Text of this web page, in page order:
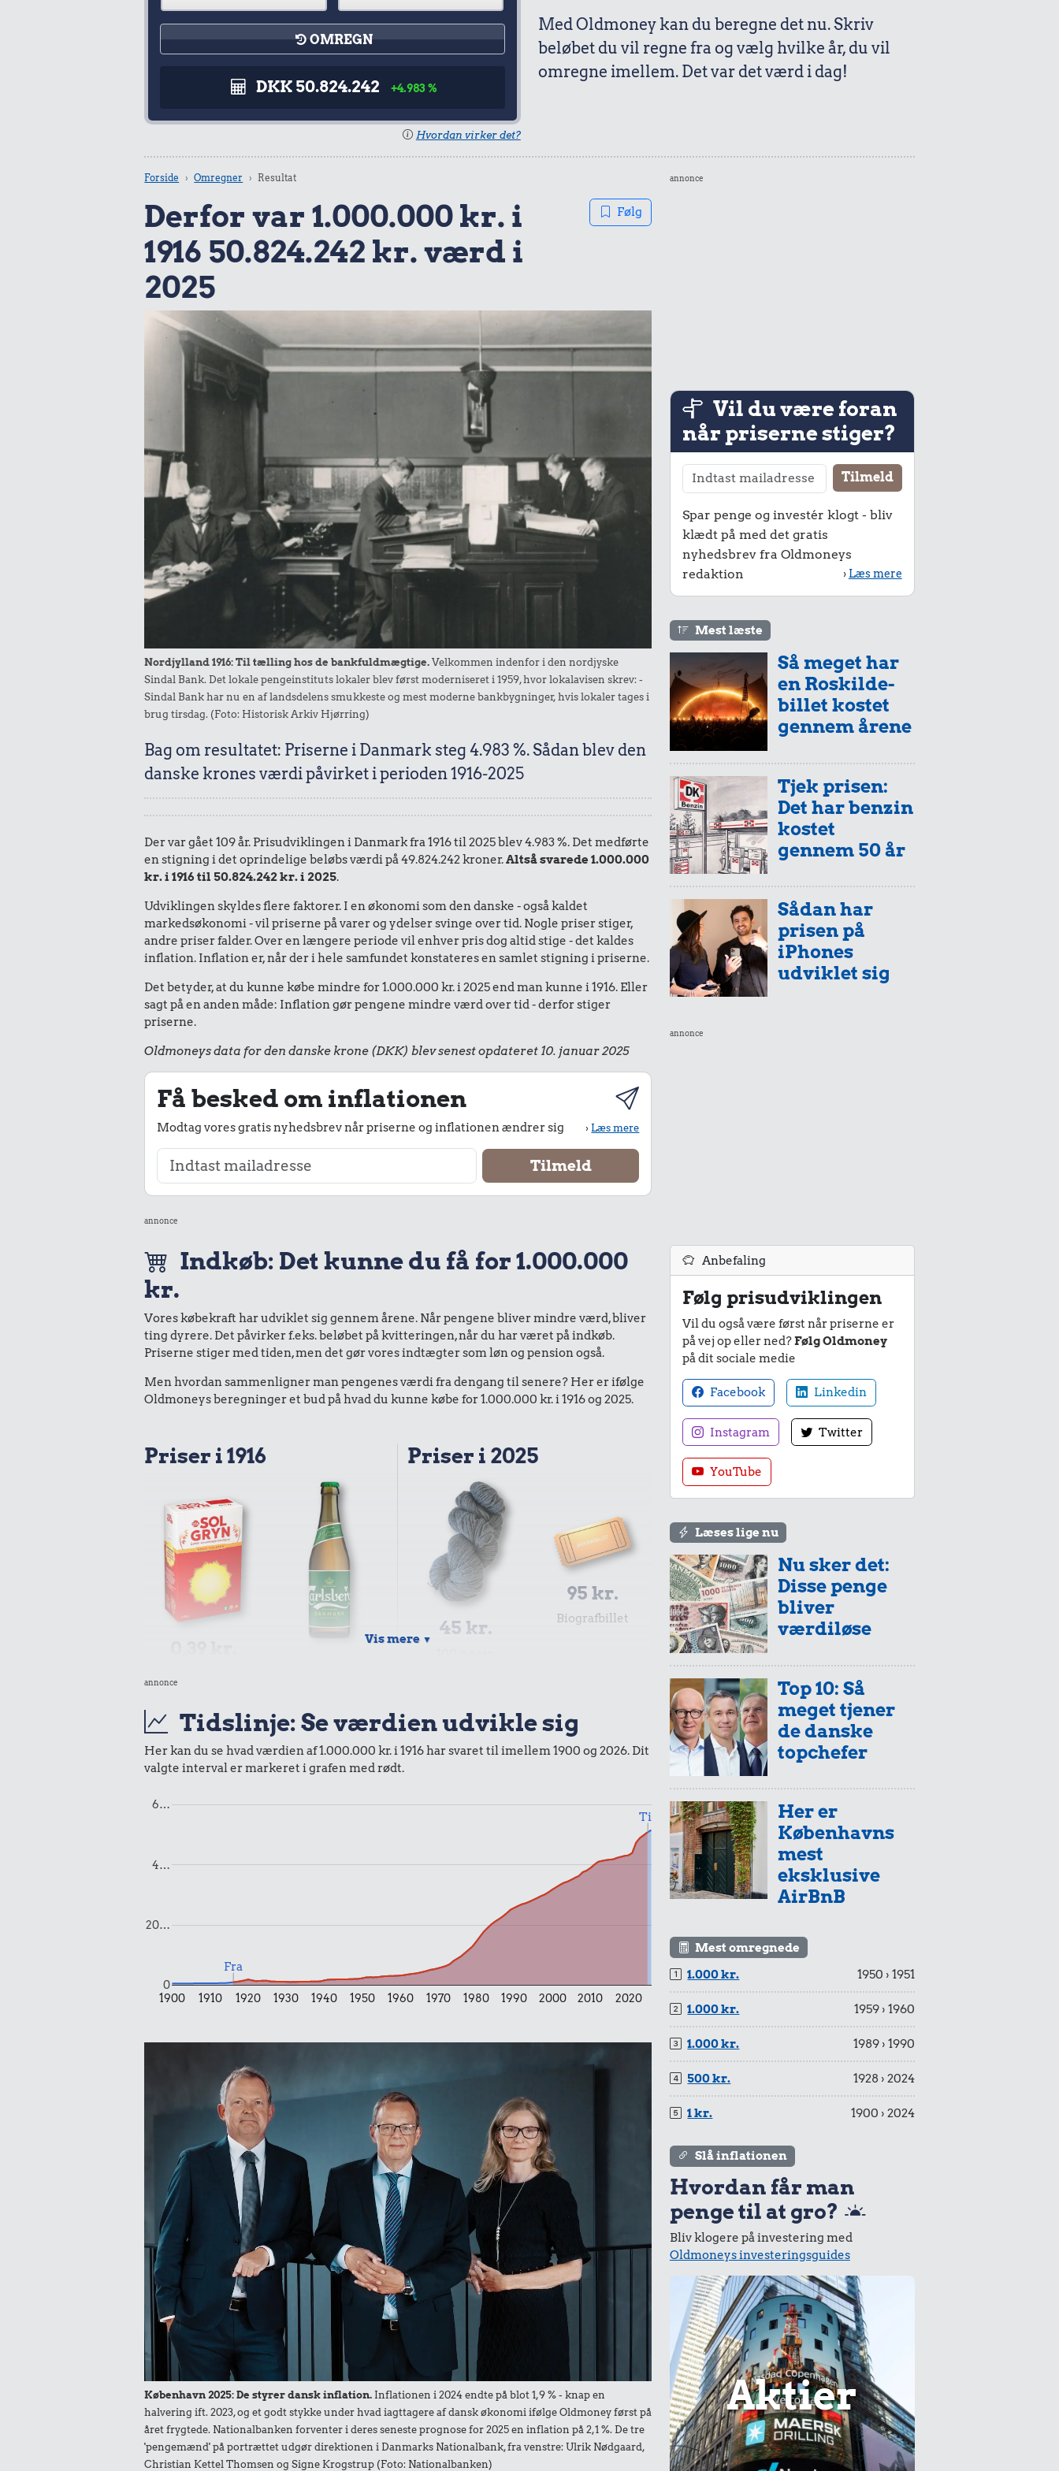
OMREGN
DKK 50.824.242 +4.983 %
Hvordan virker det?
Med Oldmoney kan du beregne det nu. Skriv
beløbet du vil regne fra og vælg hvilke år, du vil
omregne imellem. Det var det værd i dag!
Forside Omregner Resultat
Derfor var 1.000.000 kr. i
1916 50.824.242 kr. værd i
2025
Følg
Nordjylland 1916: Til tælling hos de bankfuldmægtige.Velkommen indenfor i den nordjyske
Sindal Bank. Det lokale pengeinstituts lokaler blev først moderniseret i 1959, hvor lokalavisen skrev: -
Sindal Bank har nu en af landsdelens smukkeste og mest moderne bankbygninger, hvis lokaler tages i
brug tirsdag. (Foto: Historisk Arkiv Hjørring)
Bag om resultatet: Priserne i Danmark steg 4.983 %. Sådan blev den
danske krones værdi påvirket i perioden 1916-2025
Der var gået 109 år. Prisudviklingen i Danmark fra 1916 til 2025 blev 4.983 %. Det medførte
en stigning i det oprindelige beløbs værdi på 49.824.242 kroner.Altså svarede 1.000.000
kr. i 1916 til 50.824.242 kr. i 2025.
Udviklingen skyldes flere faktorer. I en økonomi som den danske - også kaldet
markedsøkonomi - vil priserne på varer og ydelser svinge over tid. Nogle priser stiger,
andre priser falder. Over en længere periode vil enhver pris dog altid stige - det kaldes
inflation. Inflation er, når der i hele samfundet konstateres en samlet stigning i priserne.
Det betyder, at du kunne købe mindre for 1.000.000 kr. i 2025 end man kunne i 1916. Eller
sagt på en anden måde: Inflation gør pengene mindre værd over tid - derfor stiger
priserne.
Oldmoneys data for den danske krone (DKK) blev senest opdateret 10. januar 2025
Få besked om inflationen
Modtag vores gratis nyhedsbrev når priserne og inflationen ændrer sig ›Læs mere
annonce
Indkøb: Det kunne du få for 1.000.000
kr.
Vores købekraft har udviklet sig gennem årene. Når pengene bliver mindre værd, bliver
ting dyrere. Det påvirker f.eks. beløbet på kvitteringen, når du har været på indkøb.
Priserne stiger med tiden, men det gør vores indtægter som løn og pension også.
Men hvordan sammenligner man pengenes værdi fra dengang til senere? Her er ifølge
Oldmoneys beregninger et bud på hvad du kunne købe for 1.000.000 kr. i 1916 og 2025.
Priser i 1916
0,69 kr.
1,08 kr.
1/3 kg marcipan
2 kg mel
0,55 kr.
Hotdog
0,37 kr.
1 kg kartofler
Priser i 2025
45 kr.
95 kr.
Biografbillet
Husholdningssprit
6.000 kr.
Cykel
320 kr.
Bukser
17.500 kr.
Hund
35 kr.
55 kr.
1/3 kg marcipan
320 kr.
Togbillet, Aarhus-
København
Vis mere ▼
annonce
Tidslinje: Se værdien udvikle sig
Her kan du se hvad værdien af 1.000.000 kr. i 1916 har svaret til imellem 1900 og 2026. Dit
valgte interval er markeret i grafen med rødt.
1900 1910 1920 1930 1940 1950 1960 1970 1980 1990 2000 2010 2020
0
20…
4…
6…
Fra
Til
København 2025: De styrer dansk inflation. Inflationen i 2024 endte på blot 1,9 % - knap en
halvering ift. 2023, og et godt stykke under hvad iagttagere af dansk økonomi ifølge Oldmoney først på
året frygtede. Nationalbanken forventer i deres seneste prognose for 2025 en inflation på 2,1 %. De tre
'pengemænd' på portrættet udgør direktionen i Danmarks Nationalbank, fra venstre: Ulrik Nødgaard,
Christian Kettel Thomsen og Signe Krogstrup (Foto: Nationalbanken)
annonce
Vil du være foran
når priserne stiger?
Spar penge og investér klogt - bliv
klædt på med det gratis
nyhedsbrev fra Oldmoneys
redaktion
› Læs mere
Mest læste
Så meget har
en Roskilde-
billet kostet
gennem årene
Tjek prisen:
Det har benzin
kostet
gennem 50 år
Sådan har
prisen på
iPhones
udviklet sig
annonce
Anbefaling
Følg prisudviklingen
Vil du også være først når priserne er
på vej op eller ned?Følg Oldmoney
på dit sociale medie
Facebook Linkedin
Instagram Twitter
YouTube
Læses lige nu
Nu sker det:
Disse penge
bliver
værdiløse
Top 10: Så
meget tjener
de danske
topchefer
Her er
Københavns
mest
eksklusive
AirBnB
Mest omregnede
1.000 kr.
1950 › 1951
1.000 kr. 1959 › 1960
1.000 kr. 1989 › 1990
500 kr. 1928 › 2024
1 kr. 1900 › 2024
Slå inflationen
Hvordan får man
penge til at gro?
Bliv klogere på investering med
Oldmoneys investeringsguides
Aktier